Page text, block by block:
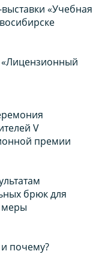
«Учебная
V
премии
брюк для
меры
почему?